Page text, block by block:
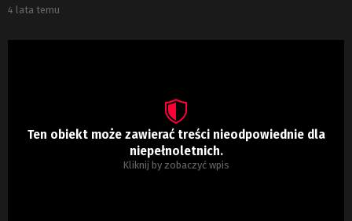
4 lata temu
Ten obiekt może zawierać treści nieodpowiednie dla
niepełnoletnich.
Kliknij by zobaczyć wpis